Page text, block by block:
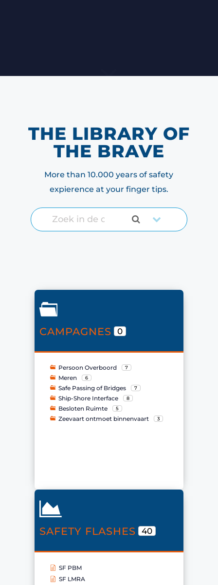
THE LIBRARY OF
THE BRAVE
More than 10.000 years of safety
expierence at your finger tips.
CAMPAGNES 0
Persoon Overboord 7
Meren 6
Safe Passing of Bridges 7
Ship-Shore Interface 8
Besloten Ruimte 5
Zeevaart ontmoet binnenvaart 3
SAFETY FLASHES 40
SF PBM
SF LMRA